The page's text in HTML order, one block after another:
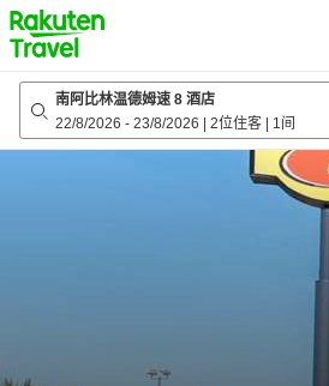
to
top
page
南阿比林温德姆速 8 酒店
22/8/2026 - 23/8/2026 2位住客 1间